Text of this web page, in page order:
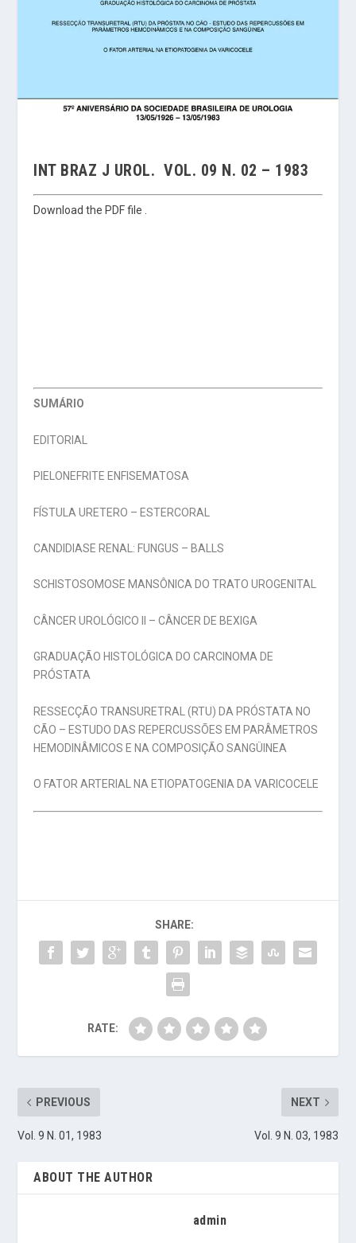
INT BRAZ J UROL. VOL. 09 N. 02 – 1983
Download the PDF file .
SUMÁRIO
EDITORIAL
PIELONEFRITE ENFISEMATOSA
FÍSTULA URETERO – ESTERCORAL
CANDIDIASE RENAL: FUNGUS – BALLS
SCHISTOSOMOSE MANSÔNICA DO TRATO UROGENITAL
CÂNCER UROLÓGICO II – CÂNCER DE BEXIGA
GRADUAÇÃO HISTOLÓGICA DO CARCINOMA DE
PRÓSTATA
RESSECÇÃO TRANSURETRAL (RTU) DA PRÓSTATA NO
CÃO – ESTUDO DAS REPERCUSSÕES EM PARÂMETROS
HEMODINÂMICOS E NA COMPOSIÇÃO SANGÜINEA
O FATOR ARTERIAL NA ETIOPATOGENIA DA VARICOCELE
SHARE:
RATE:
PREVIOUS
Vol. 9 N. 01, 1983
NEXT
Vol. 9 N. 03, 1983
ABOUT THE AUTHOR
admin